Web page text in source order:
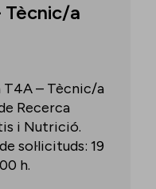
Tècnic/a
– Tècnic/a
Recerca
i Nutrició.
sol·licituds: 19
h.